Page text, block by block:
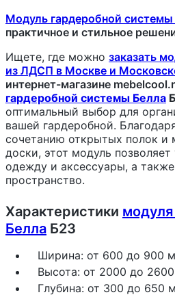
Модуль гардеробной
практичное и стильное
Ищете, где можно заказать
из ЛДСП в Москве и
интернет-магазине
гардеробной системы Белла
оптимальный выбор для
вашей гардеробной.
сочетанию открытых полок и
доски, этот модуль позволяет
одежду и аксессуары, а
пространство.
Характеристики
Белла Б23
Ширина: от 600 до 900
Высота: от 2000 до
Глубина: от 300 до 650